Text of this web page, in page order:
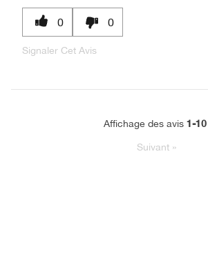
0 0
Signaler Cet Avis
Affichage des avis 1-10
Suivant »